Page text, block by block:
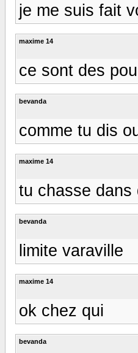
je me suis fait
maxime 14
ce sont des
bevanda
comme tu dis
maxime 14
tu chasse dans
bevanda
limite varaville
maxime 14
ok chez qui
bevanda